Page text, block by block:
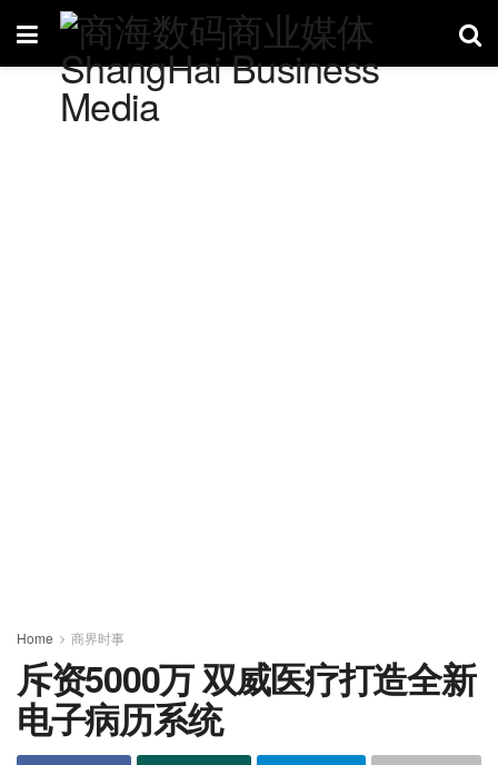
Home 商界时事
斥资5000万 双威医疗打造全新
电子病历系统